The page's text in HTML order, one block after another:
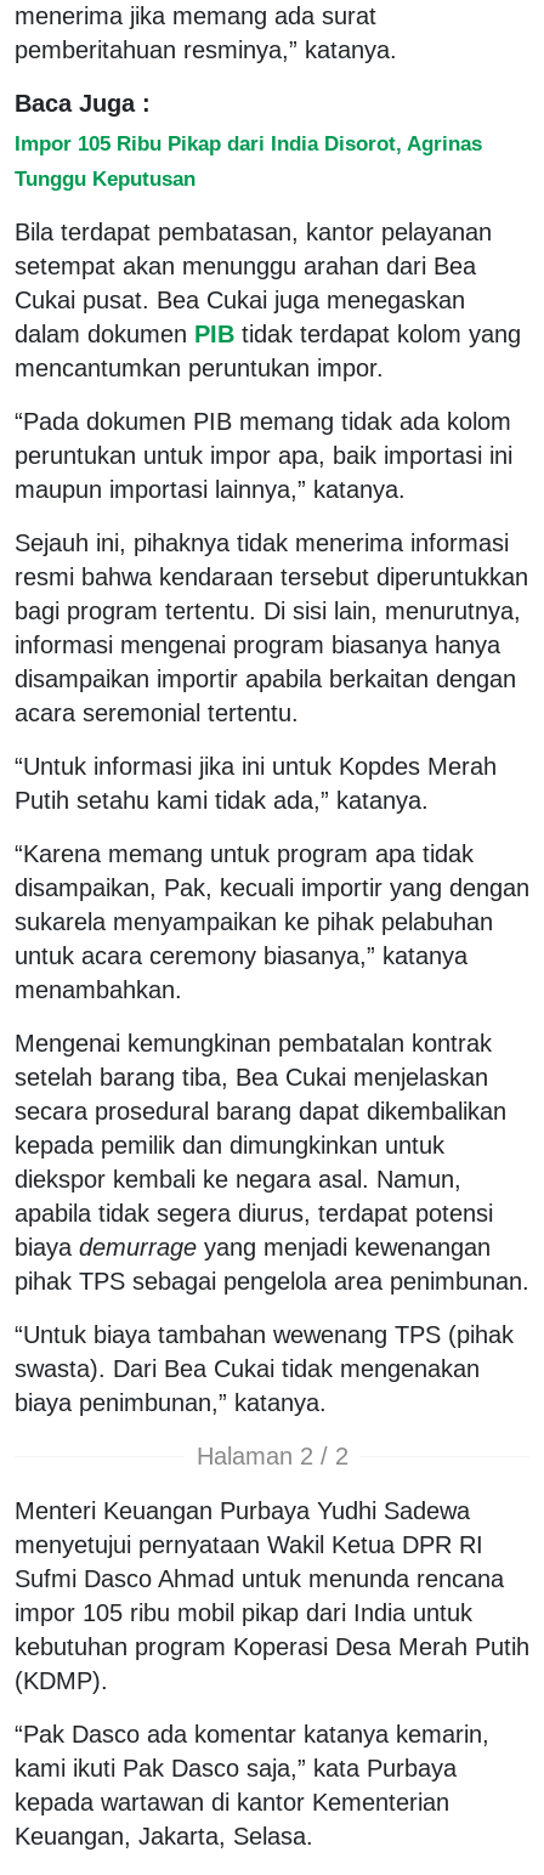
menerima jika memang ada surat
pemberitahuan resminya,” katanya.
Baca Juga :
Impor 105 Ribu Pikap dari India Disorot, Agrinas
Tunggu Keputusan
Bila terdapat pembatasan, kantor pelayanan
setempat akan menunggu arahan dari Bea
Cukai pusat. Bea Cukai juga menegaskan
dalam dokumen PIB tidak terdapat kolom yang
mencantumkan peruntukan impor.
“Pada dokumen PIB memang tidak ada kolom
peruntukan untuk impor apa, baik importasi ini
maupun importasi lainnya,” katanya.
Sejauh ini, pihaknya tidak menerima informasi
resmi bahwa kendaraan tersebut diperuntukkan
bagi program tertentu. Di sisi lain, menurutnya,
informasi mengenai program biasanya hanya
disampaikan importir apabila berkaitan dengan
acara seremonial tertentu.
“Untuk informasi jika ini untuk Kopdes Merah
Putih setahu kami tidak ada,” katanya.
“Karena memang untuk program apa tidak
disampaikan, Pak, kecuali importir yang dengan
sukarela menyampaikan ke pihak pelabuhan
untuk acara ceremony biasanya,” katanya
menambahkan.
Mengenai kemungkinan pembatalan kontrak
setelah barang tiba, Bea Cukai menjelaskan
secara prosedural barang dapat dikembalikan
kepada pemilik dan dimungkinkan untuk
diekspor kembali ke negara asal. Namun,
apabila tidak segera diurus, terdapat potensi
biaya demurrage yang menjadi kewenangan
pihak TPS sebagai pengelola area penimbunan.
“Untuk biaya tambahan wewenang TPS (pihak
swasta). Dari Bea Cukai tidak mengenakan
biaya penimbunan,” katanya.
Halaman 2 / 2
Menteri Keuangan Purbaya Yudhi Sadewa
menyetujui pernyataan Wakil Ketua DPR RI
Sufmi Dasco Ahmad untuk menunda rencana
impor 105 ribu mobil pikap dari India untuk
kebutuhan program Koperasi Desa Merah Putih
(KDMP).
“Pak Dasco ada komentar katanya kemarin,
kami ikuti Pak Dasco saja,” kata Purbaya
kepada wartawan di kantor Kementerian
Keuangan, Jakarta, Selasa.